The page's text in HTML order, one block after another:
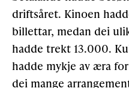
FÅ TILGONG
BLI MEDLEM
driftsåret. Kinoen
billettar, medan dei
hadde trekt 13.000.
hadde mykje av æra
dei mange